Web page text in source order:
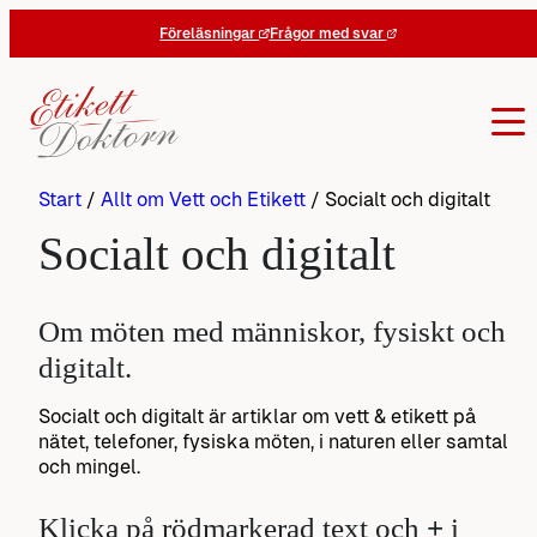
Föreläsningar Frågor med svar
Start / Allt om Vett och Etikett / Socialt och digitalt
Socialt och digitalt
Om möten med människor, fysiskt och
digitalt.
Socialt och digitalt är artiklar om vett & etikett på
nätet, telefoner, fysiska möten, i naturen eller samtal
och mingel.
Klicka på rödmarkerad text och + i